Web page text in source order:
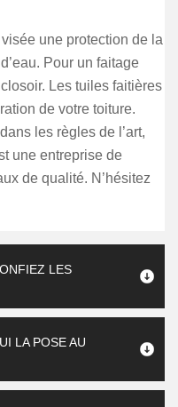
une protection de la
Pour un faitage
Les tuiles faitières
de votre toiture.
les règles de l’art,
une entreprise de
de qualité. N’hésitez
LES
LA POSE AU